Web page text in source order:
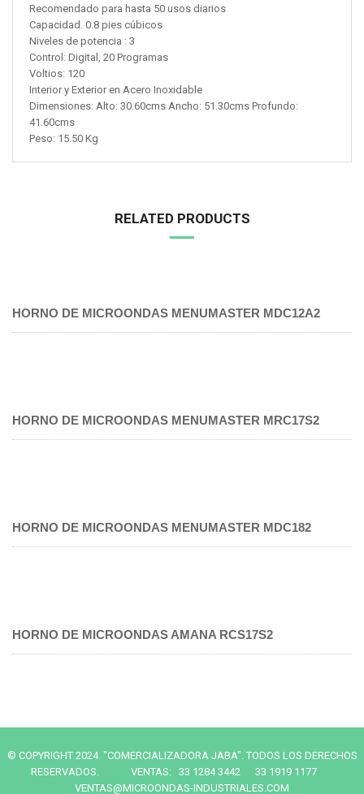
Recomendado para hasta 50 usos diarios
Capacidad. 0.8 pies cúbicos
Niveles de potencia : 3
Control: Digital, 20 Programas
Voltios: 120
Interior y Exterior en Acero Inoxidable
Dimensiones: Alto: 30.60cms Ancho: 51.30cms Profundo:
41.60cms
Peso: 15.50 Kg
RELATED PRODUCTS
HORNO DE MICROONDAS MENUMASTER MDC12A2
HORNO DE MICROONDAS MENUMASTER MRC17S2
HORNO DE MICROONDAS MENUMASTER MDC182
HORNO DE MICROONDAS AMANA RCS17S2
© COPYRIGHT 2024. "COMERCIALIZADORA JABA". TODOS LOS DERECHOS
RESERVADOS. VENTAS: 33 1284 3442 33 1919 1177
VENTAS@MICROONDAS-INDUSTRIALES.COM